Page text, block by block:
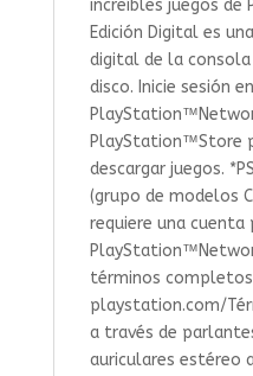
increíbles juegos
Edición Digital es
digital de la consola
disco. Inicie sesión
PlayStation™Store
descargar juegos.
(grupo de modelos
requiere una cuenta
términos
playstation.com/
a través de
auriculares estéreo